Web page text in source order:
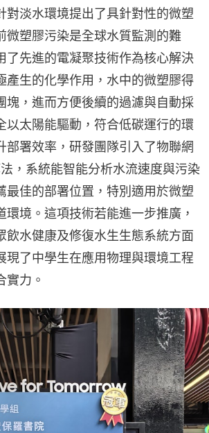
對淡水環境提出了具針對性的微塑
微塑膠污染是全球水質監測的難
了先進的電凝聚技術作為核心解決
產生的化學作用，水中的微塑膠得
塊，進而方便後續的過濾與自動採
以太陽能驅動，符合低碳運行的環
部署效率，研發團隊引入了物聯網
，系統能智能分析水流速度與污染
最佳的部署位置，特別適用於微塑
環境。這項技術若能進一步推廣，
飲水健康及修復水生生態系統方面
現了中學生在應用物理與環境工程
實力。